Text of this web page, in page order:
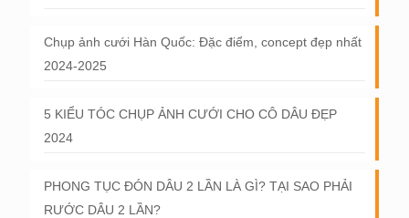
Chụp ảnh cưới Hàn Quốc: Đặc điểm, concept đẹp nhất
2024-2025
5 KIỂU TÓC CHỤP ẢNH CƯỚI CHO CÔ DÂU ĐẸP
2024
PHONG TỤC ĐÓN DÂU 2 LẦN LÀ GÌ? TẠI SAO PHẢI
RƯỚC DÂU 2 LẦN?